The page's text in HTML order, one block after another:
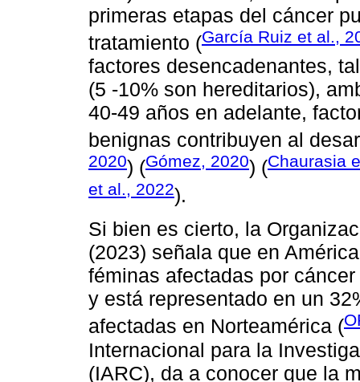
primeras etapas del cáncer
tratamiento (García Ruiz et al.,
factores desencadenantes,
(5 -10% son hereditarios),
40-49 años en adelante,
benignas contribuyen al
2020) (Gómez, 2020) (Chaurasia
et al., 2022).
Si bien es cierto, la
(2023) señala que en
féminas afectadas por
y está representado en un
afectadas en Norteamérica (
Internacional para la
(IARC), da a conocer que la